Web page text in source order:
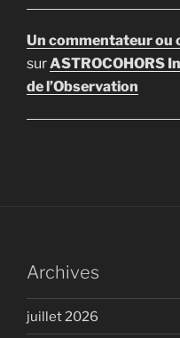
Un commentateur
surASTROCOHORS
de l’Observation
Archives
juillet 2026